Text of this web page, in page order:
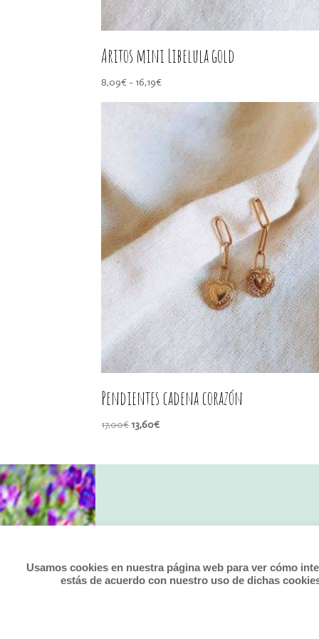
Aritos mini Libelula gold
8,09€ - 16,19€Rango
Pendientes cadena corazón
17,00€El
13,60€El
Usamos cookies en nuestra página web para ver cómo
estás de acuerdo con nuestro uso de dichas